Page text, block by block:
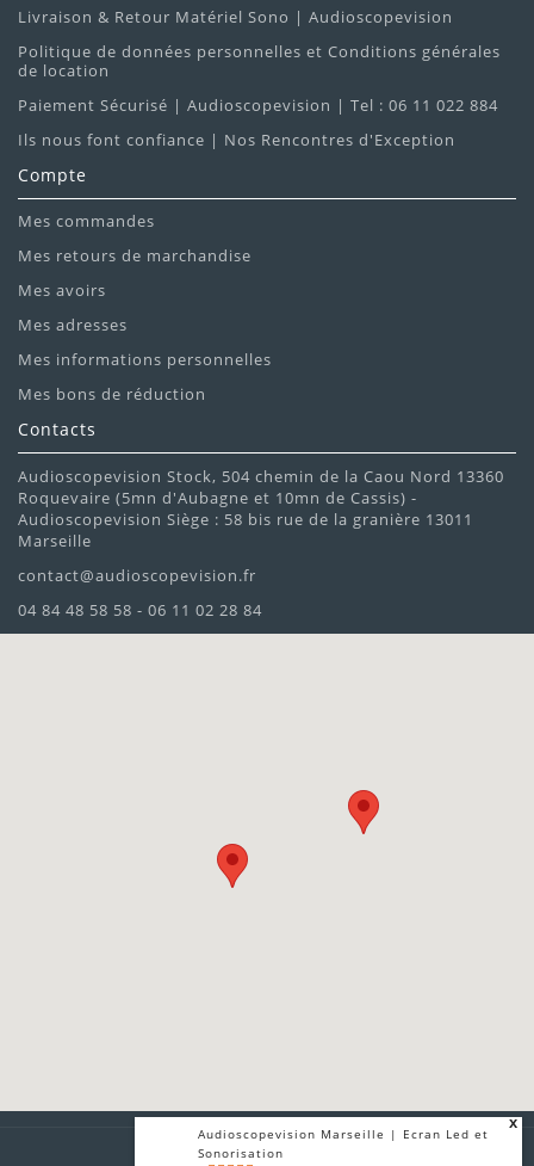
Livraison & Retour Matériel Sono | Audioscopevision
Politique de données personnelles et Conditions générales
de location
Paiement Sécurisé | Audioscopevision | Tel : 06 11 022 884
Ils nous font confiance | Nos Rencontres d'Exception
Compte
Mes commandes
Mes retours de marchandise
Mes avoirs
Mes adresses
Mes informations personnelles
Mes bons de réduction
Contacts
Audioscopevision Stock, 504 chemin de la Caou Nord 13360
Roquevaire (5mn d'Aubagne et 10mn de Cassis) -
Audioscopevision Siège : 58 bis rue de la granière 13011
Marseille
contact@audioscopevision.fr
04 84 48 58 58 - 06 11 02 28 84
Audioscopevision Marseille | Ecran Led et
Sonorisation
x